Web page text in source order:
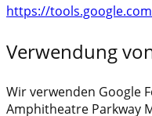
https://
Verwendung
Wir verwenden Google
Amphitheatre Parkway